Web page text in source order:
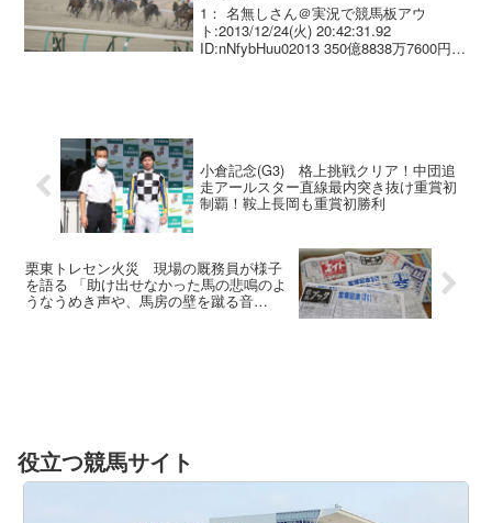
1： 名無しさん＠実況で競馬板アウ
ト:2013/12/24(火) 20:42:31.92
ID:nNfybHuu02013 350億8838万7600円
小倉記念(G3) 格上挑戦クリア！中団追
走アールスター直線最内突き抜け重賞初
制覇！鞍上長岡も重賞初勝利
栗東トレセン火災 現場の厩務員が様子
を語る 「助け出せなかった馬の悲鳴のよ
うなうめき声や、馬房の壁を蹴る音
役立つ競馬サイト